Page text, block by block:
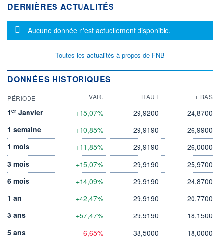
DERNIÈRES ACTUALITÉS
Message d'information
Aucune donnée n'est actuellement disponible.
Toutes les actualités à propos de FNB
DONNÉES HISTORIQUES
PÉRIODE VAR. + HAUT + BAS
1er Janvier +15,07% 29,9200
24,8700
1 semaine
+10,85% 29,9190
26,9900
1 mois
+11,85% 29,9190
26,0000
3 mois
+15,07% 29,9190
25,9700
6 mois
+14,09% 29,9190
24,8700
1 an
+42,47% 29,9190
20,7700
3 ans
+57,47% 29,9190
18,1500
5 ans
-6,65% 38,5000
18,0000